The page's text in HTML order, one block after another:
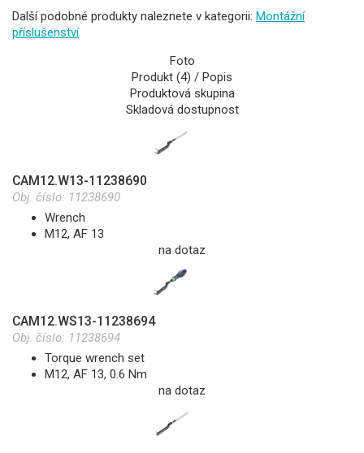
Další podobné produkty naleznete v kategorii: Montážní
příslušenství
Foto
Produkt (4) / Popis
Produktová skupina
Skladová dostupnost
CAM12.W13-11238690
Obj. číslo: 11238690
Wrench
M12, AF 13
na dotaz
CAM12.WS13-11238694
Obj. číslo: 11238694
Torque wrench set
M12, AF 13, 0.6 Nm
na dotaz